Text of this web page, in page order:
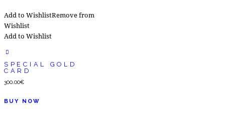
Add to WishlistRemove from
Wishlist
Add to Wishlist
SPECIAL GOLD
CARD
300.00€
BUY NOW